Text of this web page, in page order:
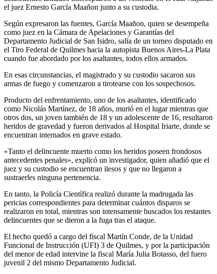
el juez Ernesto García Maañon junto a su custodia.
Según expresaron las fuentes, García Maañon, quien se desempeña
como juez en la Cámara de Apelaciones y Garantías del
Departamento Judicial de San Isidro, salía de un torneo disputado en
el Tiro Federal de Quilmes hacia la autopista Buenos Aires-La Plata
cuando fue abordado por los asaltantes, todos ellos armados.
En esas circunstancias, el magistrado y su custodio sacaron sus
armas de fuego y comenzaron a tirotearse con los sospechosos.
Producto del enfrentamiento, uno de los asaltantes, identificado
como Nicolás Martínez, de 18 años, murió en el lugar mientras que
otros dos, un joven también de 18 y un adolescente de 16, resultaron
heridos de gravedad y fueron derivados al Hospital Iriarte, donde se
encuentran internados en grave estado.
«Tanto el delincuente muerto como los heridos poseen frondosos
antecedentes penales», explicó un investigador, quien añadió que el
juez y su custodio se encuentran ilesos y que no llegaron a
sustraerles ninguna pertenencia.
En tanto, la Policía Científica realizó durante la madrugada las
pericias correspondientes para determinar cuántos disparos se
realizaron en total, mientras son intensamente buscados los restantes
delincuentes que se dieron a la fuga tras el ataque.
El hecho quedó a cargo del fiscal Martín Conde, de la Unidad
Funcional de Instrucción (UFI) 3 de Quilmes, y por la participación
del menor de edad intervine la fiscal María Julia Botasso, del fuero
juvenil 2 del mismo Departamento Judicial.